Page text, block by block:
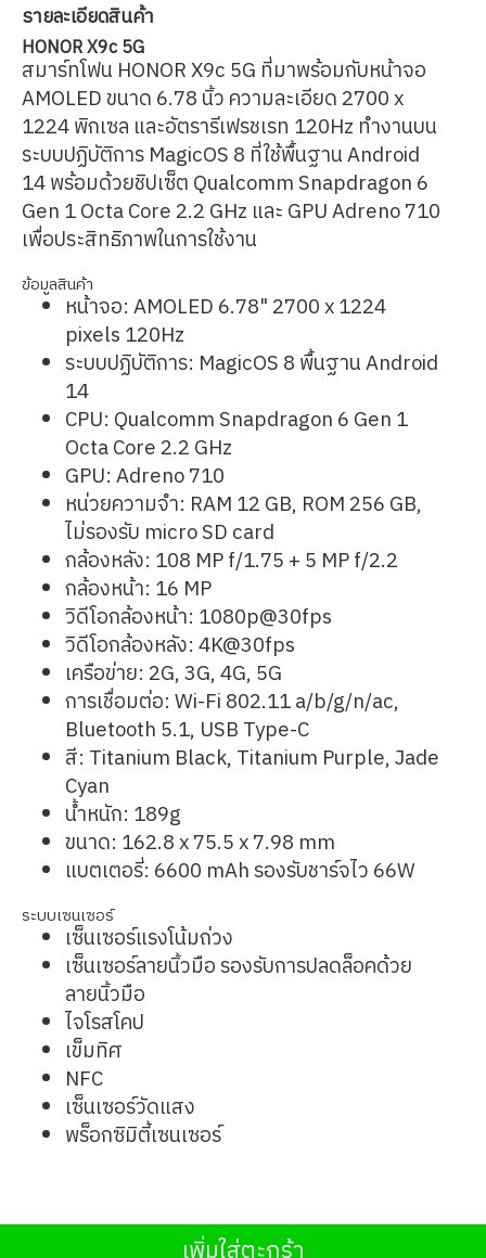
รายละเอียดสินค้า
HONOR X9c 5G
สมาร์ทโฟน HONOR X9c 5G ที่มาพร้อมกับหน้าจอ
AMOLED ขนาด 6.78 นิ้ว ความละเอียด 2700 x
1224 พิกเซล และอัตรารีเฟรชเรท 120Hz ทำงานบน
ระบบปฏิบัติการ MagicOS 8 ที่ใช้พื้นฐาน Android
14 พร้อมด้วยชิปเซ็ต Qualcomm Snapdragon 6
Gen 1 Octa Core 2.2 GHz และ GPU Adreno 710
เพื่อประสิทธิภาพในการใช้งาน
ข้อมูลสินค้า
หน้าจอ: AMOLED 6.78" 2700 x 1224
pixels 120Hz
ระบบปฏิบัติการ: MagicOS 8 พื้นฐาน Android
14
CPU: Qualcomm Snapdragon 6 Gen 1
Octa Core 2.2 GHz
GPU: Adreno 710
หน่วยความจำ: RAM 12 GB, ROM 256 GB,
ไม่รองรับ micro SD card
กล้องหลัง: 108 MP f/1.75 + 5 MP f/2.2
กล้องหน้า: 16 MP
วิดีโอกล้องหน้า: 1080p@30fps
วิดีโอกล้องหลัง: 4K@30fps
เครือข่าย: 2G, 3G, 4G, 5G
การเชื่อมต่อ: Wi-Fi 802.11 a/b/g/n/ac,
Bluetooth 5.1, USB Type-C
สี: Titanium Black, Titanium Purple, Jade
Cyan
น้ำหนัก: 189g
ขนาด: 162.8 x 75.5 x 7.98 mm
แบตเตอรี่: 6600 mAh รองรับชาร์จไว 66W
ระบบเซนเซอร์
เซ็นเซอร์แรงโน้มถ่วง
เซ็นเซอร์ลายนิ้วมือ รองรับการปลดล็อคด้วย
ลายนิ้วมือ
ไจโรสโคป
เข็มทิศ
NFC
เซ็นเซอร์วัดแสง
พร็อกซิมิตี้เซนเซอร์